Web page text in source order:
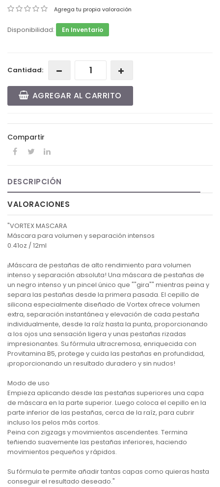
Agrega tu propia valoración
Disponibilidad: En Inventario
Cantidad:
AGREGAR AL CARRITO
Compartir
DESCRIPCIÓN
VALORACIONES
"VORTEX MASCARA
Máscara para volumen y separación intensos
0.41oz / 12ml
¡Máscara de pestañas de alto rendimiento para volumen
intenso y separación absoluta! Una máscara de pestañas de
un negro intenso y un pincel único que ""gira"" mientras peina y
separa las pestañas desde la primera pasada. El cepillo de
silicona especialmente diseñado de Vortex ofrece volumen
extra, separación instantánea y elevación de cada pestaña
individualmente, desde la raíz hasta la punta, proporcionando
a los ojos una sensación ligera y unas pestañas rizadas
impresionantes. Su fórmula ultracremosa, enriquecida con
Provitamina B5, protege y cuida las pestañas en profundidad,
¡proporcionando un resultado duradero y sin nudos!
Modo de uso
Empieza aplicando desde las pestañas superiores una capa
de máscara en la parte superior. Luego coloca el cepillo en la
parte inferior de las pestañas, cerca de la raíz, para cubrir
incluso los pelos más cortos.
Peina con zigzags y movimientos ascendentes. Termina
teñiendo suavemente las pestañas inferiores, haciendo
movimientos pequeños y rápidos.
Su fórmula te permite añadir tantas capas como quieras hasta
conseguir el resultado deseado."